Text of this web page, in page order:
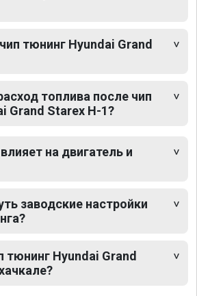
тюнинг Hyundai Grand
топлива после чип
Grand Starex H-1?
на двигатель и
заводские настройки
тюнинг Hyundai Grand